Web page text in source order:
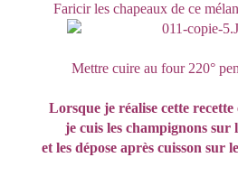
Faricir les chapeaux de ce
Mettre cuire au four 220°
Lorsque je réalise cette
je cuis les champignons
et les dépose après cuisson sur